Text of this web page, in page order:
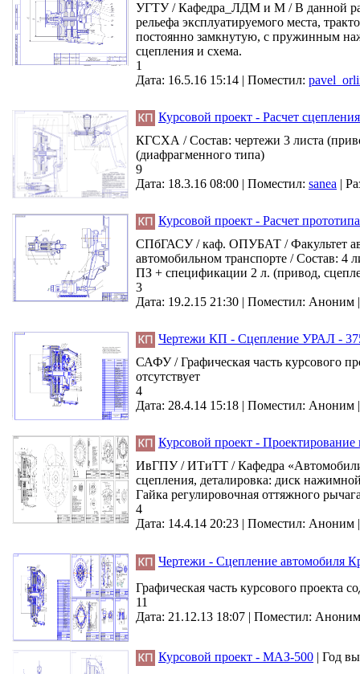
УГТУ / Кафедра_ЛДМ и М / В данной
рельефа эксплуатируемого места,
постоянно замкнутую, с пружинным
сцепления и схема.
1
Дата: 16.5.16 15:14 | Поместил:
Курсовой проект - Расчет
КГСХА / Состав: чертежи 3 листа
(диафрагменного типа)
9
Дата: 18.3.16 08:00 | Поместил: sanea |
Курсовой проект - Расчет
СПбГАСУ / каф. ОПУБАТ / Факультет
автомобильном транспорте / Состав:
ПЗ + спецификации 2 л. (привод,
3
Дата: 19.2.15 21:30 | Поместил: Аноним
Чертежи КП - Сцепление УРАЛ -
САФУ / Графическая часть курсового
отсутствует
4
Дата: 28.4.14 15:18 | Поместил: Аноним
Курсовой проект -
ИвГПУ / ИТиТТ / Кафедра «Автомобили
сцепления, деталировка: диск
Гайка регулировочная оттяжного
4
Дата: 14.4.14 20:23 | Поместил: Аноним
Чертежи - Сцепление автомобиля
Графическая часть курсового проекта
11
Дата: 21.12.13 18:07 | Поместил: Аноним
Курсовой проект - МАЗ-500 | Год